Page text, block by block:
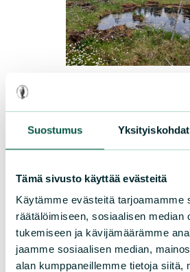
Suostumus Yksityiskohdat
Tämä sivusto käyttää evästeitä
Käytämme evästeitä tarjoamamme
räätälöimiseen, sosiaalisen median
tukemiseen ja kävijämäärämme
jaamme sosiaalisen median,
alan kumppaneillemme tietoja siitä,
Sarasuon luonto
Lapinlahdella sijaitsevan
elpyminen on onnistunut yli
Vielä hetki sitten rutikuiva
on palautunut parissa
keitaaksi. Piirla Oy tukee
Luonnonsuojeluliiton työtä